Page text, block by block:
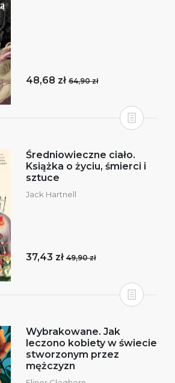
48,68 zł 64,90 zł
Średniowieczne ciało.
Książka o życiu, śmierci i
sztuce
Jack Hartnell
37,43 zł 49,90 zł
Wybrakowane. Jak
leczono kobiety w świecie
stworzonym przez
mężczyzn